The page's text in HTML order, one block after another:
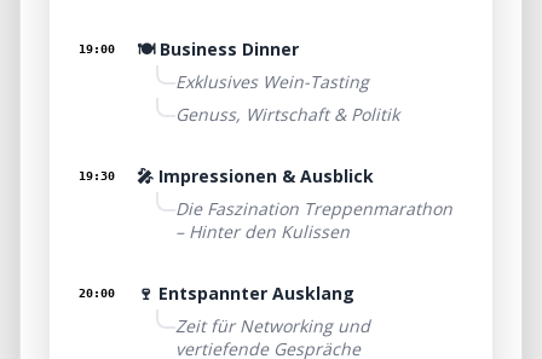
19:00
🍽️ Business Dinner
Exklusives Wein-Tasting
Genuss, Wirtschaft & Politik
19:30
🎤 Impressionen & Ausblick
Die Faszination Treppenmarathon
– Hinter den Kulissen
20:00
🍷 Entspannter Ausklang
Zeit für Networking und
vertiefende Gespräche